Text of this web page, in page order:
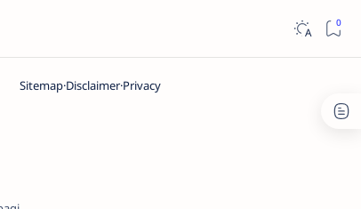
SitemapDisclaimerPrivacy